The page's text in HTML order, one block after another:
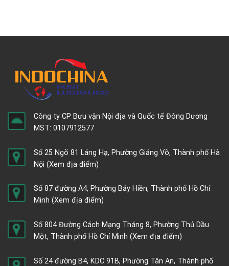
Công ty CP Bưu vận Nội địa và Quốc tế Đông Dương
MST: 0107912577
Số 25 Ngõ 81 Láng Hạ, Phường Giảng Võ, Thành phố Hà
Nội (Xem địa điểm)
Số 87 đường A4, Phường Bảy Hiền, Thành phố Hồ Chí
Minh (Xem địa điểm)
Số 804 Đường Cách Mạng Tháng 8, Phường Thủ Dầu
Một, Thành phố Hồ Chí Minh (Xem địa điểm)
Số 24 đường B4, KDC 91B, Phường Tân An, Thành phố